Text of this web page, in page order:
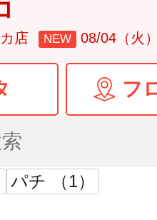
店 NEW 08/04（火
フ
パチ （1）